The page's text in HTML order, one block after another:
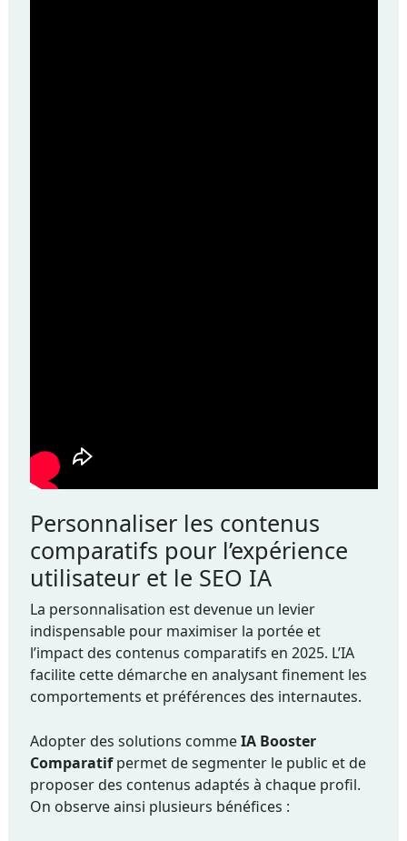
Personnaliser les contenus
comparatifs pour l’expérience
utilisateur et le SEO IA
La personnalisation est devenue un levier
indispensable pour maximiser la portée et
l’impact des contenus comparatifs en 2025. L’IA
facilite cette démarche en analysant finement les
comportements et préférences des internautes.
Adopter des solutions commeIA Booster
Comparatifpermet de segmenter le public et de
proposer des contenus adaptés à chaque profil.
On observe ainsi plusieurs bénéfices :